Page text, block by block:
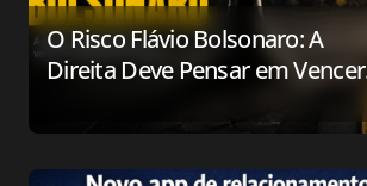
O Risco Flávio Bolsonaro: A
Direita Deve Pensar em Vencer